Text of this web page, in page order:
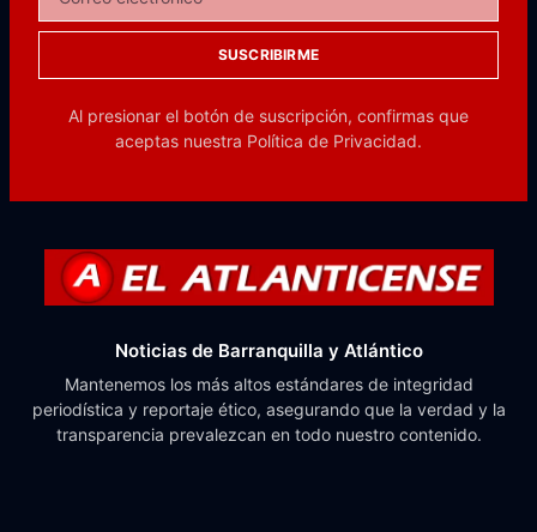
SUSCRIBIRME
Al presionar el botón de suscripción, confirmas que
aceptas nuestra Política de Privacidad.
Noticias de Barranquilla y Atlántico
Mantenemos los más altos estándares de integridad
periodística y reportaje ético, asegurando que la verdad y la
transparencia prevalezcan en todo nuestro contenido.